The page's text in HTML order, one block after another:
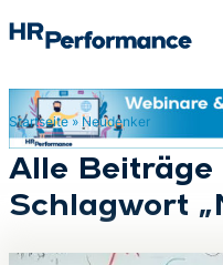
Startseite» Neudenker
Alle Beiträge
Schlagwort